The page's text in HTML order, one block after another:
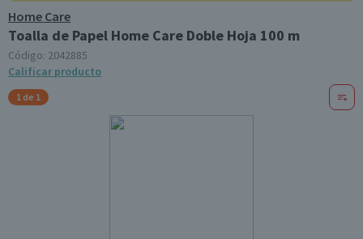
Home Care
Toalla de Papel Home Care Doble Hoja 100 m
Código: 2042885
Calificar producto
1 de 1